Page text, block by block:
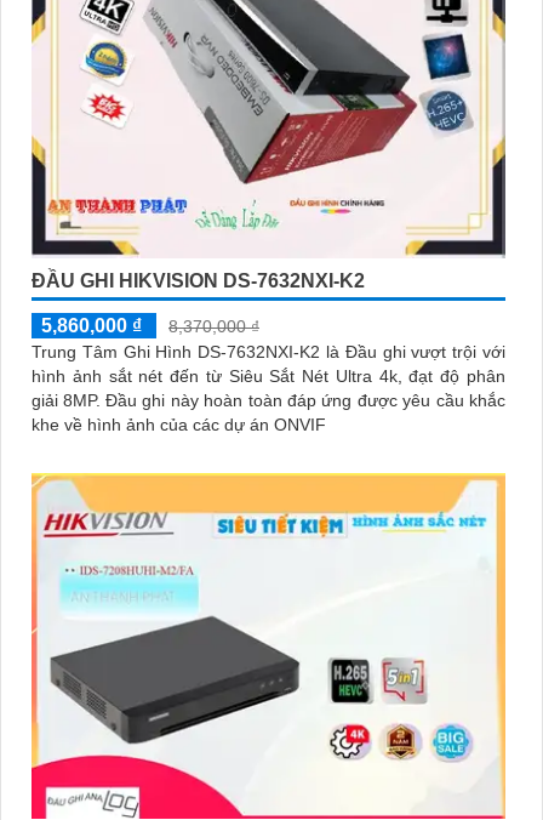
ĐẦU GHI HIKVISION DS-7632NXI-K2
5,860,000 ₫
8,370,000 ₫
Trung Tâm Ghi Hình DS-7632NXI-K2 là Đầu ghi vượt trội với
hình ảnh sắt nét đến từ Siêu Sắt Nét Ultra 4k, đạt độ phân
giải 8MP. Đầu ghi này hoàn toàn đáp ứng được yêu cầu khắc
khe về hình ảnh của các dự án ONVIF